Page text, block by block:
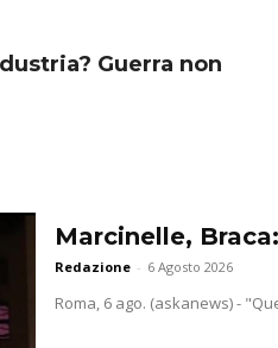
Guerra non
Marcinelle,
Redazione - 6 Agosto 2026
Roma, 6 ago. (askanews) -